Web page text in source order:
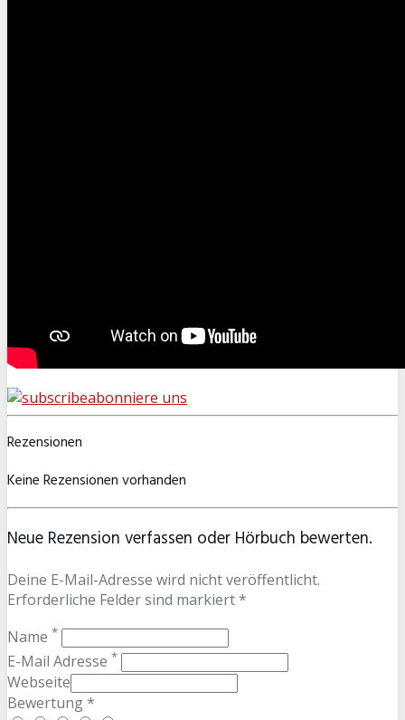
abonniere uns
Rezensionen
Keine Rezensionen vorhanden
Neue Rezension verfassen oder Hörbuch bewerten.
Deine E-Mail-Adresse wird nicht veröffentlicht.
Erforderliche Felder sind markiert *
Name *
E-Mail Adresse *
Webseite
Bewertung *